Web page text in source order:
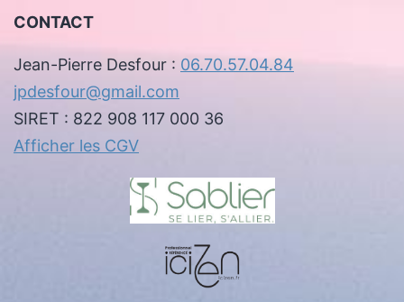
CONTACT
Jean-Pierre Desfour : 06.70.57.04.84
jpdesfour@gmail.com
SIRET : 822 908 117 000 36
Afficher les CGV